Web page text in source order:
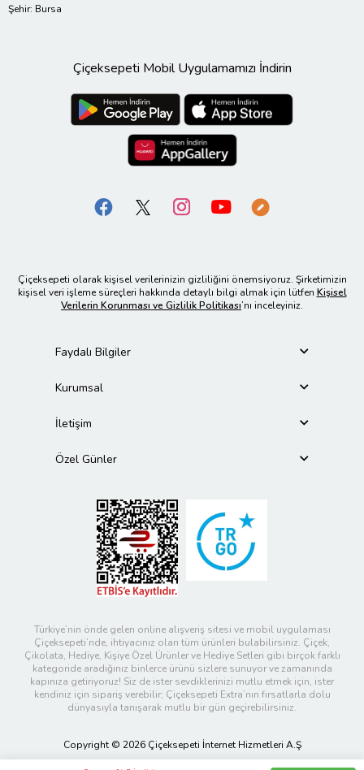
Şehir: Bursa
Çiçeksepeti Mobil Uygulamamızı İndirin
Çiçeksepeti olarak kişisel verilerinizin gizliliğini önemsiyoruz. Şirketimizin
kişisel veri işleme süreçleri hakkında detaylı bilgi almak için lütfen Kişisel
Verilerin Korunması ve Gizlilik Politikası’nı inceleyiniz.
Faydalı Bilgiler
Kurumsal
İletişim
Özel Günler
Türkiye’nin önde gelen online alışveriş sitesi ve mobil uygulaması
Çiçeksepeti’nde, ihtiyacınız olan tüm ürünleri bulabilirsiniz. Çiçek,
Çikolata, Hediye, Kişiye Özel Ürünler ve Hediye Setleri gibi birçok farklı
kategoride aradığınız binlerce ürünü sizlere sunuyor ve zamanında
kapınıza getiriyoruz! Siz de ister sevdiklerinizi mutlu etmek için, ister
kendiniz için sipariş verebilir; Çiçeksepeti Extra’nın fırsatlarla dolu
dünyasıyla tanışarak mutlu bir gün geçirebilirsiniz.
Copyright © 2026 Çiçeksepeti İnternet Hizmetleri A.Ş